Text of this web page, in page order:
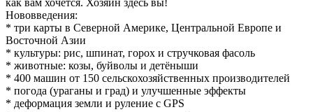
Нововведения:
* три карты в Северной Америке, Центральной Европе и
Восточной Азии
* культуры: рис, шпинат, горох и стручковая фасоль
* животные: козы, буйволы и детёныши
* 400 машин от 150 сельскохозяйственных производителей
* погода (ураганы и град) и улучшенные эффекты
* деформация земли и руление с GPS